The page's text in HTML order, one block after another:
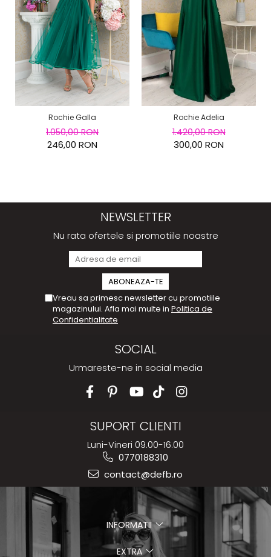
Rochie Galla
1.050,00 RON
246,00 RON
Rochie Adelia
1.420,00 RON
300,00 RON
NEWSLETTER
Nu rata ofertele si promotiile noastre
Vreau sa primesc newsletter cu promotiile
magazinului. Afla mai multe in Politica de
Confidentialitate
SOCIAL
Urmareste-ne in social media
SUPORT CLIENTI
Luni-Vineri 09.00-16.00
0770188310
contact@defb.ro
INFORMATII
EXTRA